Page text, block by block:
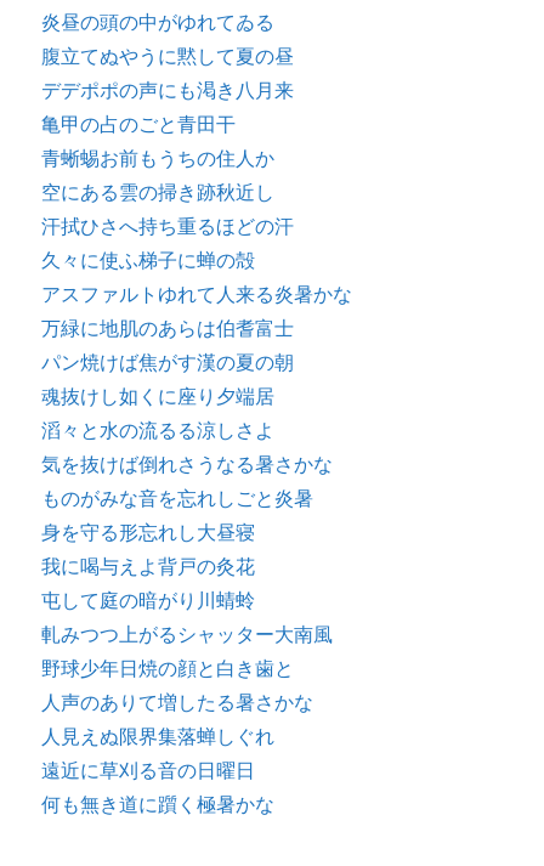
炎昼の頭の中がゆれてゐる
腹立てぬやうに黙して夏の昼
デデポポの声にも渇き八月来
亀甲の占のごと青田干
青蜥蜴お前もうちの住人か
空にある雲の掃き跡秋近し
汗拭ひさへ持ち重るほどの汗
久々に使ふ梯子に蝉の殻
アスファルトゆれて人来る炎暑かな
万緑に地肌のあらは伯耆富士
パン焼けば焦がす漢の夏の朝
魂抜けし如くに座り夕端居
滔々と水の流るる涼しさよ
気を抜けば倒れさうなる暑さかな
ものがみな音を忘れしごと炎暑
身を守る形忘れし大昼寝
我に喝与えよ背戸の灸花
屯して庭の暗がり川蜻蛉
軋みつつ上がるシャッター大南風
野球少年日焼の顔と白き歯と
人声のありて増したる暑さかな
人見えぬ限界集落蝉しぐれ
遠近に草刈る音の日曜日
何も無き道に躓く極暑かな